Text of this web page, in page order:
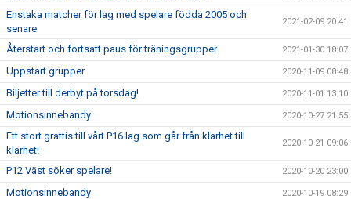
Enstaka matcher för lag med spelare födda 2005 och
senare
2021-02-09 20:41
Återstart och fortsatt paus för träningsgrupper 2021-01-30 18:07
Uppstart grupper 2020-11-09 08:48
Biljetter till derbyt på torsdag! 2020-11-01 13:10
Motionsinnebandy 2020-10-27 21:55
Ett stort grattis till vårt P16 lag som går från klarhet till
klarhet!
2020-10-21 09:06
P12 Väst söker spelare! 2020-10-20 23:00
Motionsinnebandy 2020-10-19 08:29